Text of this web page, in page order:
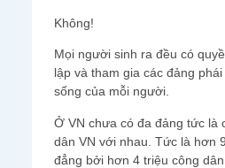
Không!
Mọi người sinh ra đều có
lập và tham gia các đảng
sống của mỗi người.
Ở VN chưa có đa đảng tức là
dân VN với nhau. Tức là hơn
đẳng bởi hơn 4 triệu công